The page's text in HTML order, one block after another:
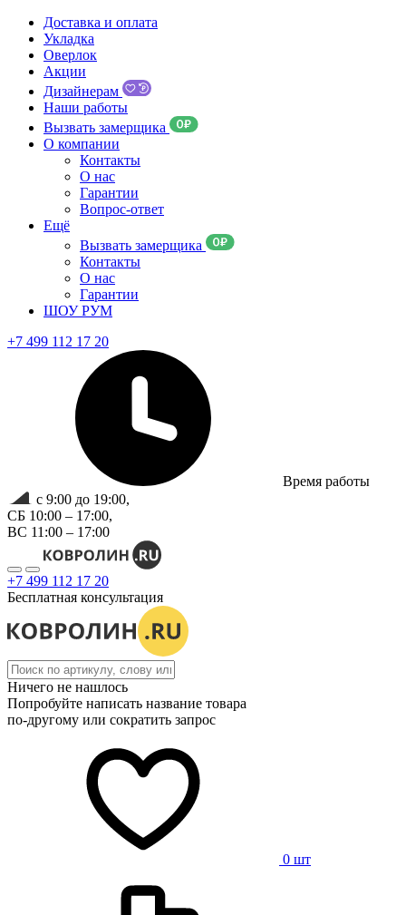
Доставка и оплата
Укладка
Оверлок
Акции
Дизайнерам
Наши работы
Вызвать замерщика
О компании
Контакты
О нас
Гарантии
Вопрос-ответ
Ещё
Вызвать замерщика
Контакты
О нас
Гарантии
ШОУ РУМ
+7 499 112 17 20
Время работы
с 9:00 до 19:00,
СБ 10:00 – 17:00,
ВС 11:00 – 17:00
+7 499 112 17 20
Бесплатная консультация
Ничего не нашлось
Попробуйте написать название товара
по-другому или сократить запрос
0 шт